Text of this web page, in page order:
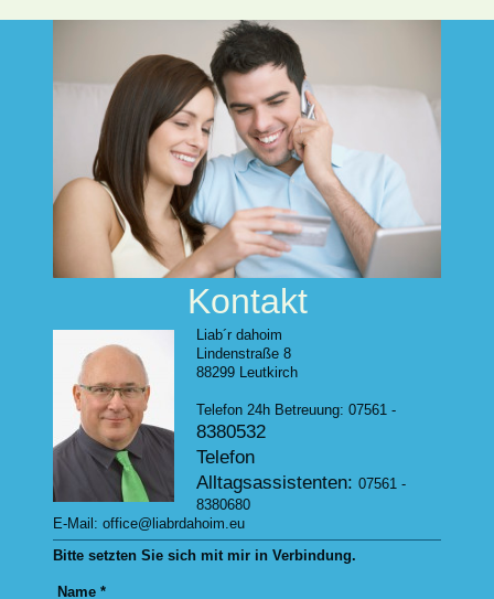
Kontakt
Liab´r dahoim
Lindenstraße 8
88299 Leutkirch
Telefon 24h Betreuung: 07561 -
8380532
Telefon
Alltagsassistenten: 07561 -
8380680
E-Mail: office@liabrdahoim.eu
Bitte setzten Sie sich mit mir in Verbindung.
Name*